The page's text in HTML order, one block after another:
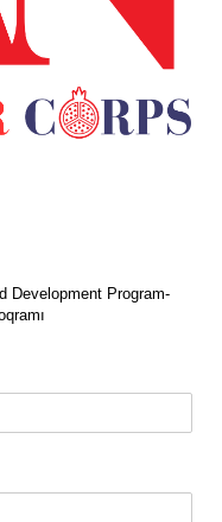
Development Program-